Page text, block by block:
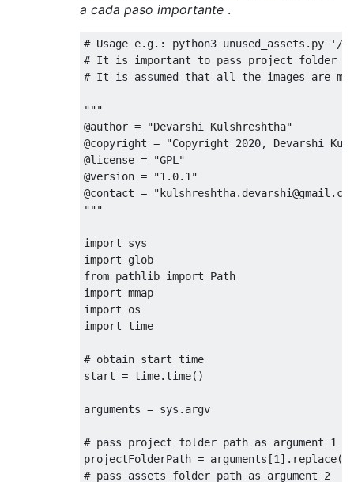
a cada paso importante .
# Usage e.g.: python3 unused_assets.py '/
# It is important to pass project folder
# It is assumed that all the images are
"""
@author = "Devarshi Kulshreshtha"
@copyright = "Copyright 2020, Devarshi
@license = "GPL "
@version = "1.0. 1 "
@contact = "kulshreshtha. devarshi@gmail .
"""
import
import
from pathlib import
Path
import
import
import time
# obtain start time
start = time.time()
arguments = sys . argv
# pass project folder path as argument 1
projectFolderPath = arguments [1 ]. replace(
# pass assets folder path as argument 2